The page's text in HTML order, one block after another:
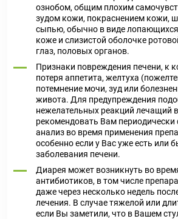
ознобом, общим плохим
зудом кожи, покраснением кожи,
сыпью, обычно в виде
коже и слизистой оболочке
глаз, половых органов.
Признаки повреждения печени, к
потеря аппетита, желтуха
потемнение мочи, зуд или
живота. Для предупреждения
нежелательных реакций лечащий
рекомендовать Вам периодически
анализ во время применения
особенно если у Вас уже есть или
заболевания печени.
Диарея может возникнуть во
антибиотиков, в том числе
даже через несколько недель
лечения. В случае тяжелой или
если Вы заметили, что в Вашем